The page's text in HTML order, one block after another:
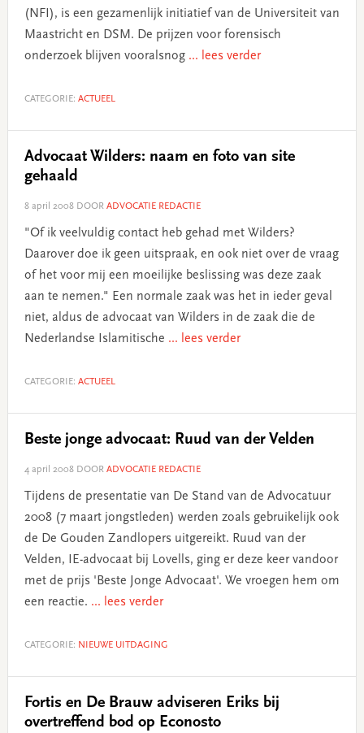
(NFI), is een gezamenlijk initiatief van de Universiteit van
Maastricht en DSM. De prijzen voor forensisch
onderzoek blijven vooralsnog ... lees verder
CATEGORIE: ACTUEEL
Advocaat Wilders: naam en foto van site
gehaald
8 april 2008DOOR ADVOCATIE REDACTIE
"Of ik veelvuldig contact heb gehad met Wilders?
Daarover doe ik geen uitspraak, en ook niet over de vraag
of het voor mij een moeilijke beslissing was deze zaak
aan te nemen." Een normale zaak was het in ieder geval
niet, aldus de advocaat van Wilders in de zaak die de
Nederlandse Islamitische ... lees verder
CATEGORIE: ACTUEEL
Beste jonge advocaat: Ruud van der Velden
4 april 2008DOOR ADVOCATIE REDACTIE
Tijdens de presentatie van De Stand van de Advocatuur
2008 (7 maart jongstleden) werden zoals gebruikelijk ook
de De Gouden Zandlopers uitgereikt. Ruud van der
Velden, IE-advocaat bij Lovells, ging er deze keer vandoor
met de prijs 'Beste Jonge Advocaat'. We vroegen hem om
een reactie. ... lees verder
CATEGORIE: NIEUWE UITDAGING
Fortis en De Brauw adviseren Eriks bij
overtreffend bod op Econosto